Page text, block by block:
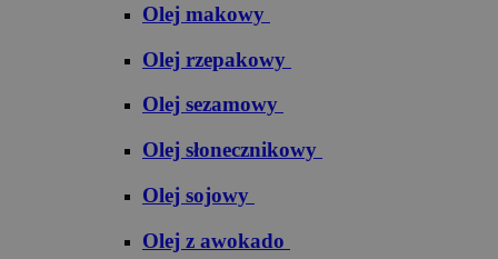
Olej makowy
Olej rzepakowy
Olej sezamowy
Olej słonecznikowy
Olej sojowy
Olej z awokado